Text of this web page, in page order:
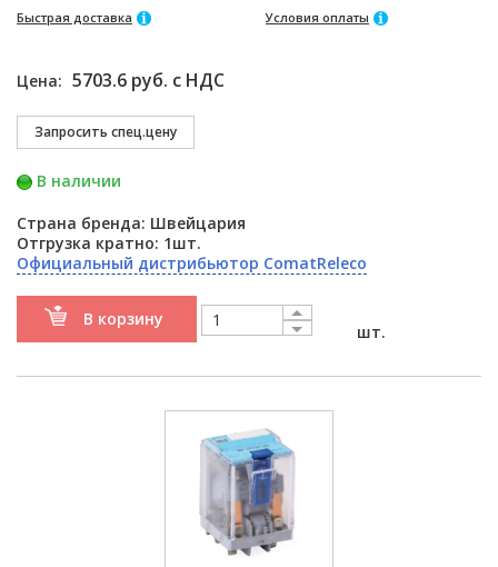
Быстрая доставка Условия оплаты
Цена: 5703.6 руб. с НДС
В наличии
Страна бренда: Швейцария
Отгрузка кратно: 1шт.
Официальный дистрибьютор ComatReleco
В корзину
шт.